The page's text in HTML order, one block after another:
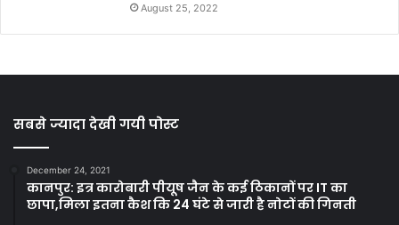
August 25, 2022
सबसे ज्यादा देखी गयी पोस्ट
December 24, 2021
कानपुर: इत्र कारोबारी पीयूष जैन के कई ठिकानों पर IT का
छापा,मिला इतना कैश कि 24 घंटे से जारी है नोटों की गिनती